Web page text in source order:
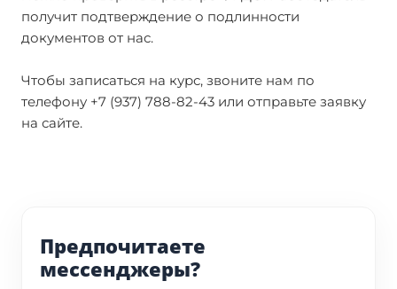
получит подтверждение о подлинности
документов от нас.
Чтобы записаться на курс, звоните нам по
телефону +7 (937) 788-82-43 или отправьте заявку
на сайте.
Предпочитаете
мессенджеры?